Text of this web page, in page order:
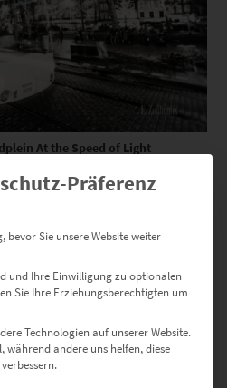
At the Speed of Light
19% Mwst.
Dieses Produkt weist mehrere Varianten auf. Die Optionen können auf der Produktseite gewählt werden
Präferenz
Sie unsere Website weiter
und Ihre Einwilligung zu optionalen
Sie Ihre Erziehungsberechtigten um
Technologien auf unserer Website.
während andere uns helfen, diese